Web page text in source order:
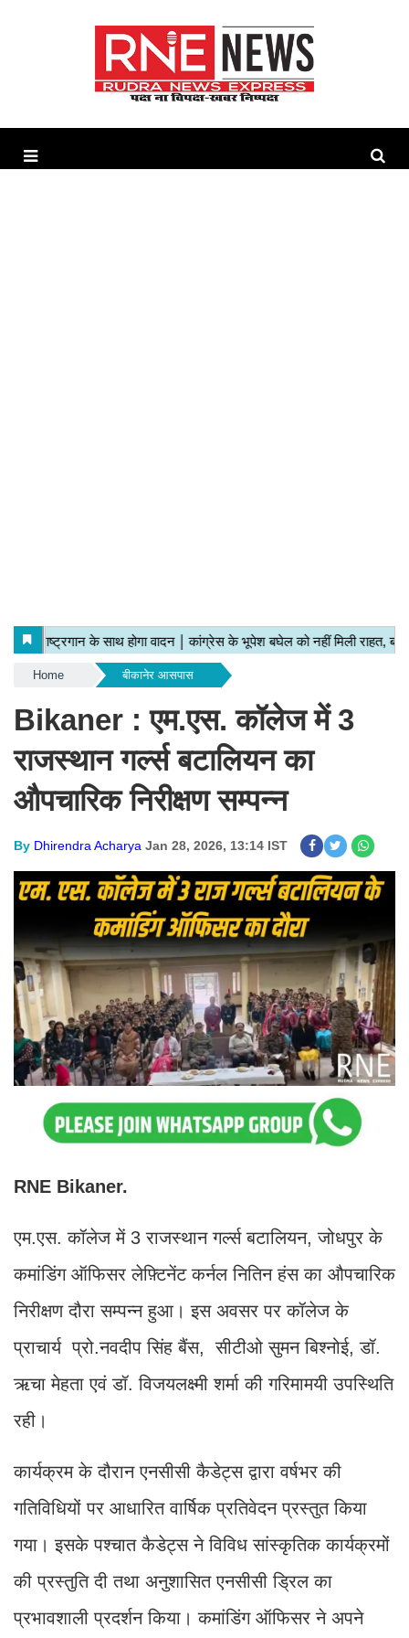
Home बीकानेर आसपास
Bikaner : एम.एस. कॉलेज में 3
राजस्थान गर्ल्स बटालियन का
औपचारिक निरीक्षण सम्पन्न
By Dhirendra Acharya Jan 28, 2026, 13:14 IST
RNE Bikaner.
एम.एस. कॉलेज में 3 राजस्थान गर्ल्स बटालियन, जोधपुर के
कमांडिंग ऑफिसर लेफ़्टिनेंट कर्नल नितिन हंस का औपचारिक
निरीक्षण दौरा सम्पन्न हुआ। इस अवसर पर कॉलेज के
प्राचार्य प्रो.नवदीप सिंह बैंस, सीटीओ सुमन बिश्नोई, डॉ.
ऋचा मेहता एवं डॉ. विजयलक्ष्मी शर्मा की गरिमामयी उपस्थिति
रही।
कार्यक्रम के दौरान एनसीसी कैडेट्स द्वारा वर्षभर की
गतिविधियों पर आधारित वार्षिक प्रतिवेदन प्रस्तुत किया
गया। इसके पश्चात कैडेट्स ने विविध सांस्कृतिक कार्यक्रमों
की प्रस्तुति दी तथा अनुशासित एनसीसी ड्रिल का
प्रभावशाली प्रदर्शन किया। कमांडिंग ऑफिसर ने अपने